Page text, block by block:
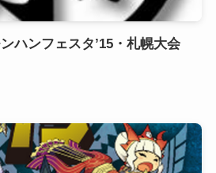
ハンフェスタ’15・札幌大会